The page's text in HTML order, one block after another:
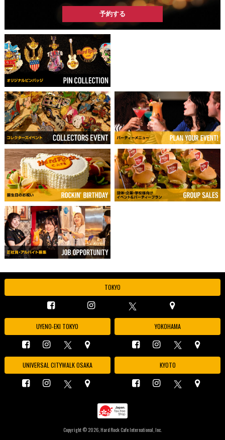
TOKYO
UYENO-EKI TOKYO YOKOHAMA
UNIVERSAL CITYWALK OSAKA KYOTO
Copyright © 2026, Hard Rock Cafe International, Inc.